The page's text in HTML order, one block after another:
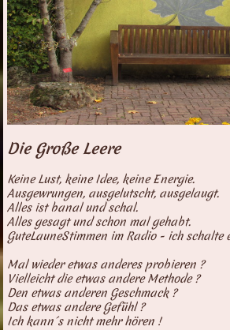
Die Große Leere
Keine Lust, keine Idee, keine Energie.
Ausgewrungen, ausgelutscht, ausgelaugt.
Alles ist banal und schal.
Alles gesagt und schon mal gehabt.
GuteLauneStimmen im Radio - ich schalte
Mal wieder etwas anderes probieren ?
Vielleicht die etwas andere Methode ?
Den etwas anderen Geschmack ?
Das etwas andere Gefühl ?
Ich kann´s nicht mehr hören !